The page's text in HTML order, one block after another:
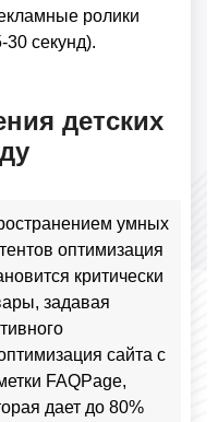
ролики
секунд).
детских
умных
оптимизация
критически
задавая
сайта с
FAQPage,
дает до 80%